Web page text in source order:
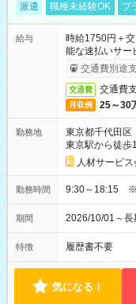
派遣 職種未経験OK ブ
給与
時給1750円＋
能な速払いサー
交通費別途
交通費 交通費
月収例 25～30
勤務地
東京都千代田区
東京駅から徒歩
人材サービス
勤務時間 9:30～18:15 ※
期間 2026/10/01～
特徴 履歴書不要
気になる！